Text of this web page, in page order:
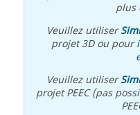
plus
Veuillez utiliser
projet 3D ou pour
Veuillez utiliser
projet PEEC (pas